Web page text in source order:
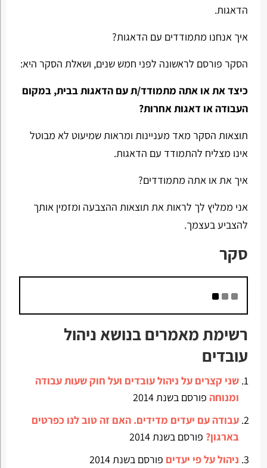
הדאגות.
איך אנחנו מתמודדים עם הדאגות?
הסקר פורסם לראשונה לפני חמש שנים, ושאלת הסקר היא:
כיצד את או אתה מתמודד/ת עם הדאגות בבית, במקום
העבודה או דאגות אחרות?
תוצאות הסקר מאד מעניינות ומראות שמיעוט לא מבוטל
אינו מצליח להתמודד עם הדאגות.
איך את או אתה מתמודדים?
אני ממליץ לך לראות את תוצאות ההצבעה ומזמין אותך
להצביע בעצמך.
סקר
רשימת מאמרים בנושא ניהול
עובדים
שני קצרים על ניהול עובדים ועל חוק שעות עבודה
ומנוחהפורסם בשנת 2014
עבודה עם יעדים מדידים. האם זה טוב לנו כפרטים
בארגון? פורסם בשנת 2014
ניהול על פי יעדים פורסם בשנת 2014